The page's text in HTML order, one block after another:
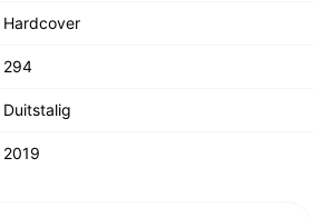
Hardcover
294
Duitstalig
2019